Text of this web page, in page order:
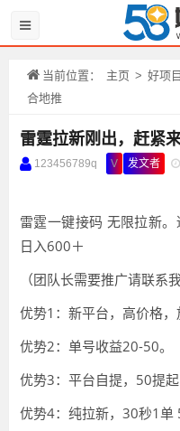
当前位置： 主页 > 好项目
合地推
雷霆拉新刚出，赶紧
123456789q V 发文者
雷霆一键接码 无限拉新。
日入600＋
（团队长需要推广请联系
优势1：新平台，高价格，
优势2：单号收益20-50。
优势3：平台自提，50提起
优势4：纯拉新，30秒1单